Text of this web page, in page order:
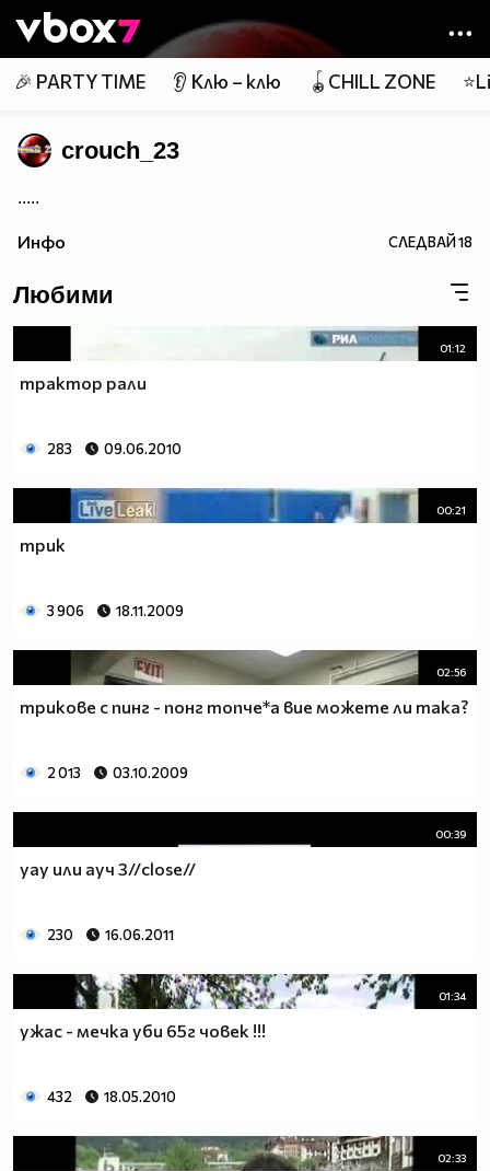
👾
🎉 PARTY TIME 👂 Клю – клю 🪀CHILL ZONE
crouch_23
.....
Инфо СЛЕДВАЙ18
Любими
01:12
трактор рали
283 09.06.2010
00:21
трик
3 906 18.11.2009
02:56
трикове с пинг - понг топче*а вие можете ли така?
2 013 03.10.2009
00:39
уау или ауч 3//close//
230 16.06.2011
01:34
ужас - мечка уби 65г човек !!!
432 18.05.2010
02:33